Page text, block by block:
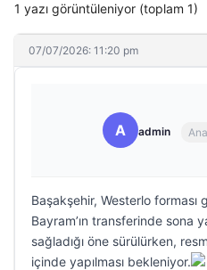
1 yazı görüntüleniyor (toplam 1)
07/07/2026: 11:20 pm
A admin
Başakşehir, Westerlo forması
Bayram’ın transferinde sona
sağladığı öne sürülürken,
içinde yapılması bekleniyor.